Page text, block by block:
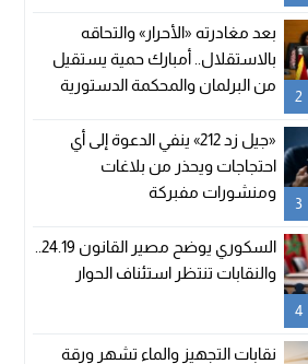
2
بعد مغادرته «الأحرار» والتحاقه
بالاستقلال.. أمبارك حمية يستقيل
من البرلمان والمحكمة الدستورية
3
«جيل زد 212» ينفي الدعوة إلى أي
احتجاجات ويحذر من بلاغات
ومنشورات مفبركة
4
والنقابات تنتظر استئناف الحوار
نقابات التجهيز والماء تشهر ورقة